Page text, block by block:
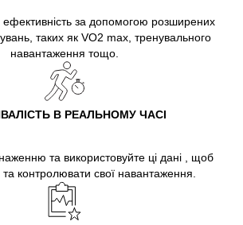
за допомогою розширених
таких як VO2 max, тренувального
навантаження тощо.
В РЕАЛЬНОМУ ЧАСІ
та використовуйте ці дані , щоб
та контролювати свої навантаження.